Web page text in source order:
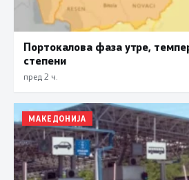
Портокалова фаза утре,
степени
пред 2 ч.
МАКЕДОНИЈА